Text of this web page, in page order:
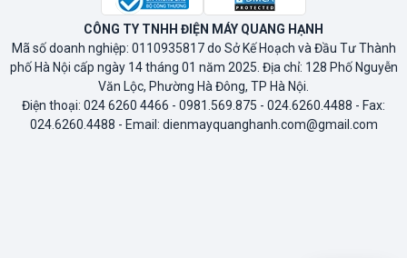
CÔNG TY TNHH ĐIỆN MÁY QUANG HẠNH
Mã số doanh nghiệp: 0110935817 do Sở Kế Hoạch và Đầu Tư Thành
phố Hà Nội cấp ngày 14 tháng 01 năm 2025. Địa chỉ: 128 Phố Nguyễn
Văn Lộc, Phường Hà Đông, TP Hà Nội.
Điện thoại: 024 6260 4466 - 0981.569.875 - 024.6260.4488 - Fax:
024.6260.4488 - Email: dienmayquanghanh.com@gmail.com